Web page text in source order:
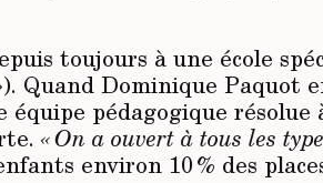
toujours à une école
Quand Dominique Paquot
pédagogique résolue
« On a ouvert à tous les
environ 10 % des